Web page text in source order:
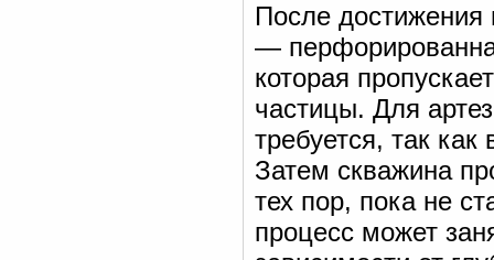
После достижения
—
которая
частицы. Для
требуется, так
Затем скважина
тех пор, пока не
процесс может